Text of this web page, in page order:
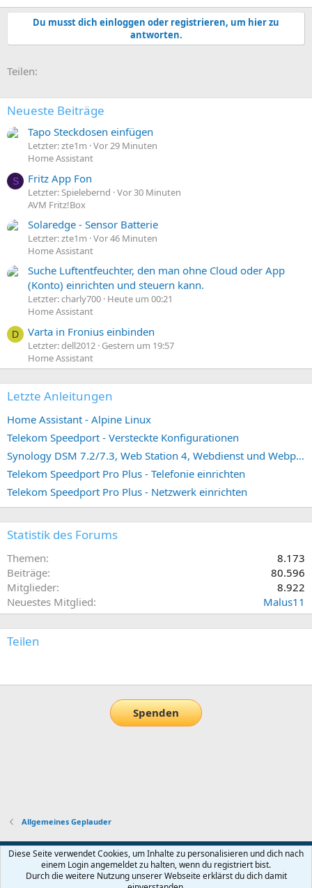
Du musst dich einloggen oder registrieren, um hier zu
antworten.
Teilen:
Neueste Beiträge
Tapo Steckdosen einfügen
Letzter: zte1m Vor 29 Minuten
Home Assistant
S Fritz App Fon
Letzter: Spielebernd Vor 30 Minuten
AVM Fritz!Box
Solaredge - Sensor Batterie
Letzter: zte1m Vor 46 Minuten
Home Assistant
Suche Luftentfeuchter, den man ohne Cloud oder App
(Konto) einrichten und steuern kann.
Letzter: charly700 Heute um 00:21
Home Assistant
D Varta in Fronius einbinden
Letzter: dell2012 Gestern um 19:57
Home Assistant
Letzte Anleitungen
Home Assistant - Alpine Linux
Telekom Speedport - Versteckte Konfigurationen
Synology DSM 7.2/7.3, Web Station 4, Webdienst und Webportal erstellen (ehemals vHost)
Telekom Speedport Pro Plus - Telefonie einrichten
Telekom Speedport Pro Plus - Netzwerk einrichten
Statistik des Forums
Themen
8.173
Beiträge
80.596
Mitglieder
8.922
Neuestes Mitglied
Malus11
Teilen
Spenden
Allgemeines Geplauder
Default-Theme
Nutzungsbedingungen
Datenschutz Hilfe und Impressum Start
Diese Seite verwendet Cookies, um Inhalte zu personalisieren und dich nach
einem Login angemeldet zu halten, wenn du registriert bist.
Durch die weitere Nutzung unserer Webseite erklärst du dich damit